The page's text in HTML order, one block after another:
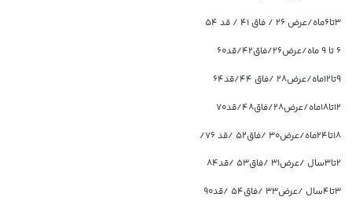
۳تا۶ماه/عرض ۲۶ / فاق ۴۱ / قد ۵۴
۶ تا ۹ ماه/عرض۲۶/فاق۴۲/قد۶۰
۹تا۱۲ماه/عرض۲۸ /فاق ۴۴/قد۶۴
۱۲تا۱۸ماه/عرض۲۸/فاق۴۸/قد۷۰
۱۸تا۲۴ماه/عرض۳۰ /فاق۵۲ /قد ۷۶/
۲تا۳سال /عرض۳۱ /فاق۵۳ /قد۸۴
۳تا۴سال /عرض۳۳ /فاق۵۴ /قد۹۰